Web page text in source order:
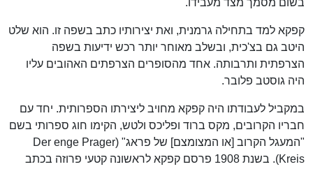
בשום מסמך מצד מעבידו.
קפקא למד בתחילה גרמנית, ואת יצירותיו כתב בשפה זו. הוא שלט
היטב גם בצ'כית, ובשלב מאוחר יותר רכש ידיעות בשפה
הצרפתית ותרבותה. אחד מהסופרים הצרפתים האהובים עליו
היה גוסטב פלובר.
במקביל לעבודתו היה קפקא מחויב ליצירתו הספרותית. יחד עם
חבריו הקרובים, מקס ברוד ופליכס ולטש, הקימו חוג ספרותי בשם
"המעגל הקרוב [או המצומצם] של פראג" (Der enge Prager
Kreis). בשנת 1908 פרסם קפקא לראשונה קטעי פרוזה בכתב